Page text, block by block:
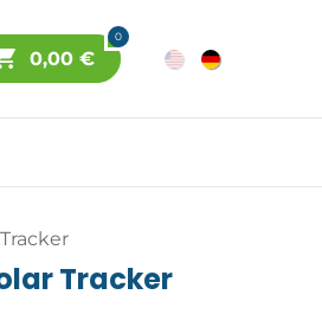
0
0,00€
Tracker